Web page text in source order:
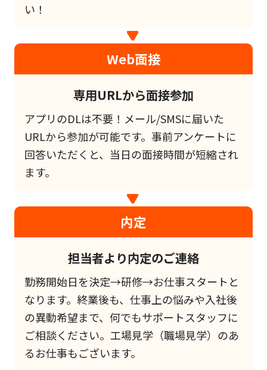
い！
Web面接
専用URLから面接参加
アプリのDLは不要！メール/SMSに届いた
URLから参加が可能です。事前アンケートに
回答いただくと、当日の面接時間が短縮され
ます。
内定
担当者より内定のご連絡
勤務開始日を決定→研修→お仕事スタートと
なります。終業後も、仕事上の悩みや入社後
の異動希望まで、何でもサポートスタッフに
ご相談ください。工場見学（職場見学）のあ
るお仕事もございます。